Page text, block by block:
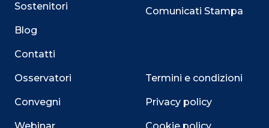
Sostenitori
Blog
Contatti
Osservatori
Convegni
Comunicati Stampa
Termini e condizioni
Privacy policy